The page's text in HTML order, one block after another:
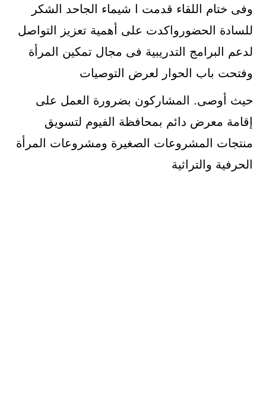
وفى ختام اللقاء قدمت ا شيماء الجاحد الشكر
للسادة الحضورواكدت على أهمية تعزيز التواصل
لدعم البرامج التدريبية فى مجال تمكين المرأة
وفتحت باب الحوار لعرض التوصيات
حيث أوصى. المشاركون بضرورة العمل على
إقامة معرض دائم بمحافظة الفيوم لتسويق
منتجات المشروعات الصغيرة ومشروعات المرأة
الحرفية والتراثية